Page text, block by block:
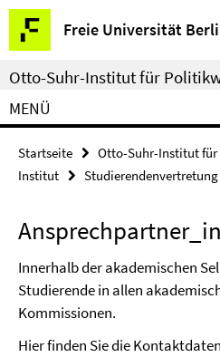
Springe
direkt
zu
Inhalt
Freie Universität
Service-
Navigation
Otto-Suhr-Institut für
MENÜ
Startseite
Otto-Suhr-Institut
Institut
Studierendenvertretung
Innerhalb der akademischen
Studierende in allen
Kommissionen.
Hier finden Sie die